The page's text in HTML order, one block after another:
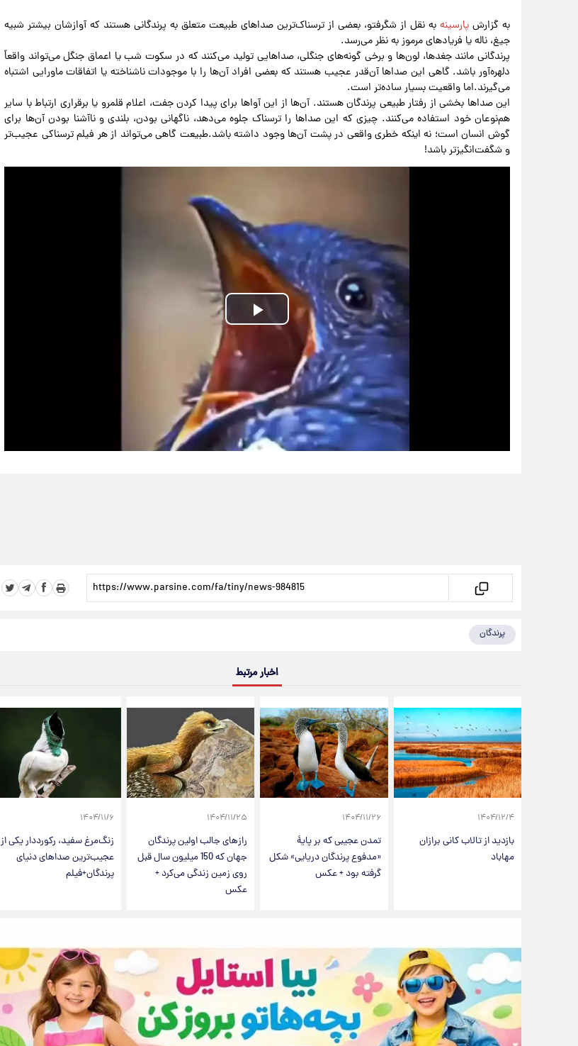
به گزارش پارسینهبه نقل از شگرفتو، بعضی از ترسناک‌ترین صداهای طبیعت متعلق به پرندگانی هستند که آوازشان بیشتر شبیه
جیغ، ناله یا فریادهای مرموز به نظر می‌رسد.
پرندگانی مانند جغدها، لون‌ها و برخی گونه‌های جنگلی، صداهایی تولید می‌کنند که در سکوت شب یا اعماق جنگل می‌تواند واقعاً
دلهره‌آور باشد. گاهی این صداها آن‌قدر عجیب هستند که بعضی افراد آن‌ها را با موجودات ناشناخته یا اتفاقات ماورایی اشتباه
می‌گیرند.اما واقعیت بسیار ساده‌تر است.
این صداها بخشی از رفتار طبیعی پرندگان هستند. آن‌ها از این آواها برای پیدا کردن جفت، اعلام قلمرو یا برقراری ارتباط با سایر
هم‌نوعان خود استفاده می‌کنند. چیزی که این صداها را ترسناک جلوه می‌دهد، ناگهانی بودن، بلندی و ناآشنا بودن آن‌ها برای
گوش انسان است؛ نه اینکه خطری واقعی در پشت آن‌ها وجود داشته باشد.طبیعت گاهی می‌تواند از هر فیلم ترسناکی عجیب‌تر
و شگفت‌انگیزتر باشد!
Play
Video
پرندگان
اخبار مرتبط
۱۴۰۴/۱۲/۴
بازدید از تالاب کانی برازان
مهاباد
۱۴۰۴/۱۱/۲۶
تمدن عجیبی که بر پایۀ
«مدفوع پرندگان دریایی» شکل
گرفته بود + عکس
۱۴۰۴/۱۱/۲۵
راز‌های جالب اولین پرندگان
جهان که 150 میلیون سال قبل
روی زمین زندگی می‌کرد +
عکس
۱۴۰۴/۱۱/۶
زنگ‌مرغ سفید، رکورددار یکی از
عجیب‌ترین صداهای دنیای
پرندگان+فیلم